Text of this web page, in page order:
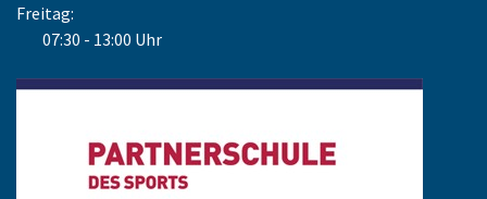
Freitag:
07:30 - 13:00 Uhr